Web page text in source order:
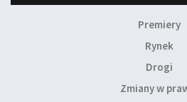
Premiery
Rynek
Drogi
Zmiany w